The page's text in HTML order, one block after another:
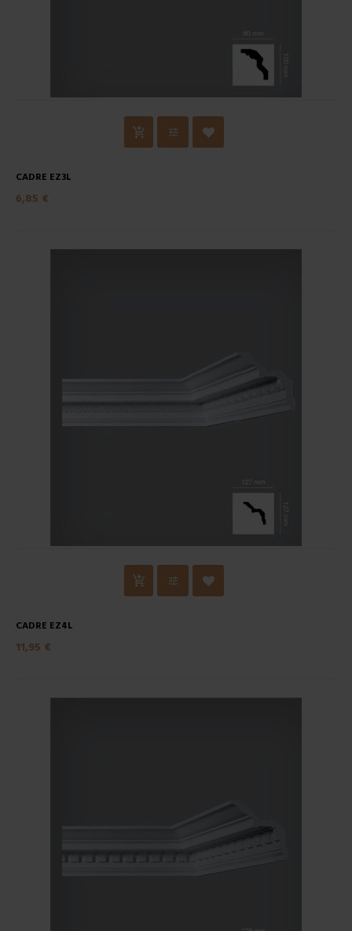
CADRE EZ3L
6,85 €
CADRE EZ4L
11,95 €